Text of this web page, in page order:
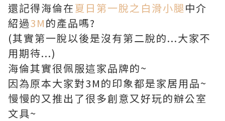
還記得海倫在夏日第一脫之白滑小腿中介
紹過3M的產品嗎?
(其實第一脫以後是沒有第二脫的...大家不
用期待...)
海倫其實很佩服這家品牌的~
因為原本大家對3M的印象都是家居用品~
慢慢的又推出了很多創意又好玩的辦公室
文具~